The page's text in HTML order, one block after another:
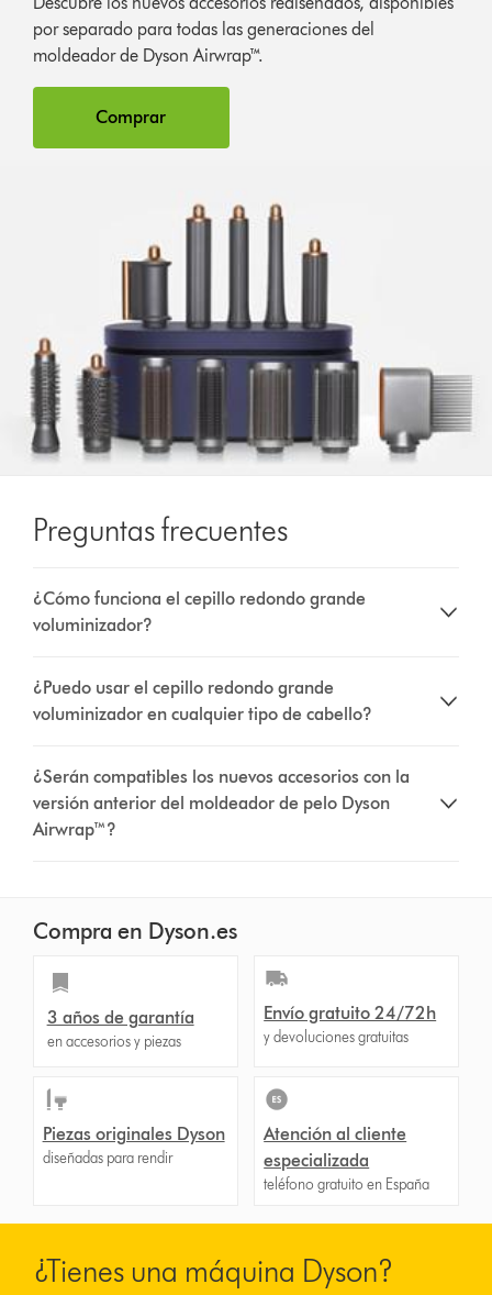
por separado para todas las generaciones del
moldeador de Dyson Airwrap™.
Comprar
Preguntas frecuentes
¿Cómo funciona el cepillo redondo grande
voluminizador?
¿Puedo usar el cepillo redondo grande
voluminizador en cualquier tipo de cabello?
¿Serán compatibles los nuevos accesorios con la
versión anterior del moldeador de pelo Dyson
Airwrap™?
Compra en Dyson.es
3 años de garantía
en accesorios y piezas
Envío gratuito 24/72h
y devoluciones gratuitas
Piezas originales Dyson
diseñadas para rendir
Atención al cliente
especializada
teléfono gratuito en España
¿Tienes una máquina Dyson?